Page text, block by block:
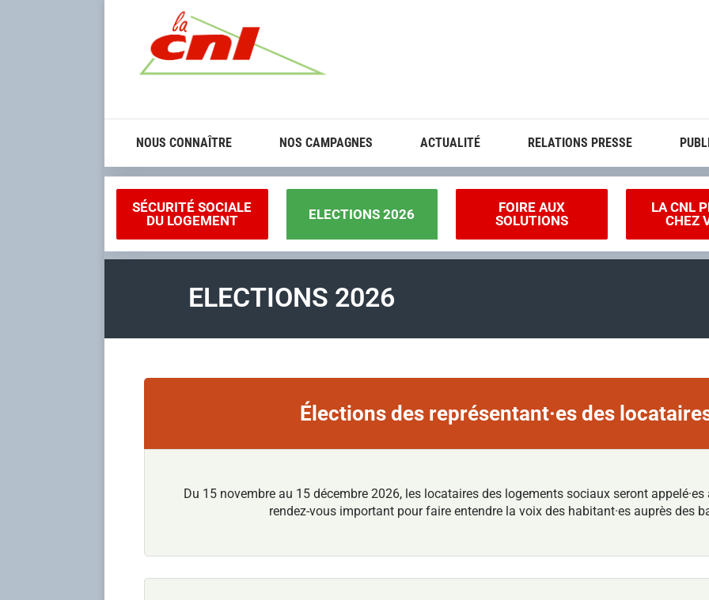
NOUS CONNAÎTRE NOS CAMPAGNES ACTUALITÉ RELATIONS PRESSE
SÉCURITÉ SOCIALE
DU LOGEMENT
ELECTIONS 2026
FOIRE AUX
SOLUTIONS
LA CNL
CHEZ
ELECTIONS 2026
Élections des représentant·es des
Du 15 novembre au 15 décembre 2026, les locataires des logements sociaux seront appelé·es
rendez-vous important pour faire entendre la voix des habitant·es auprès des